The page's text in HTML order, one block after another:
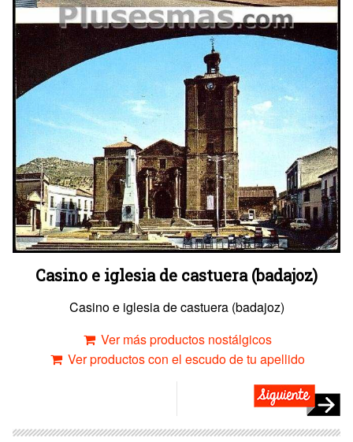
Casino e iglesia de castuera (badajoz)
Casino e iglesia de castuera (badajoz)
Ver más productos nostálgicos
Ver productos con el escudo de tu apellido